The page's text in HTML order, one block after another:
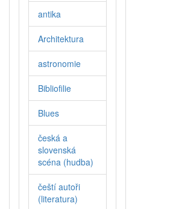
antika
Architektura
astronomie
Bibliofilie
Blues
česká a
slovenská
scéna (hudba)
čeští autoři
(literatura)